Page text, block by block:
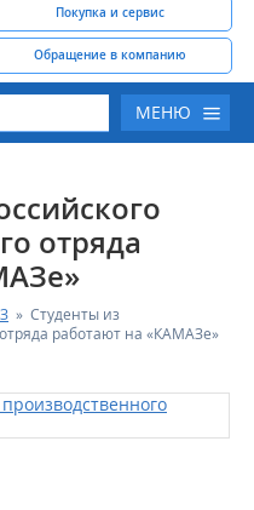
Покупка и сервис
Обращение в компанию
МЕНЮ
отряда
» Студенты из
работают на «КАМАЗе»